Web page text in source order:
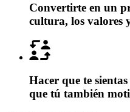
Convertirte en un
cultura, los valores
Hacer que te
que tú también